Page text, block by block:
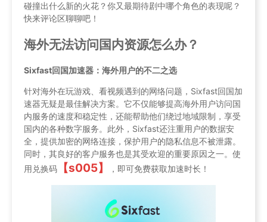
碰撞出什么新的火花？你又最期待剧中哪个角色的表现呢？
快来评论区聊聊吧！
海外无法访问国内资源怎么办？
Sixfast回国加速器：海外用户的不二之选
针对海外在玩游戏、看视频遇到的网络问题，Sixfast回国加
速器无疑是最佳解决方案。它不仅能够提高海外用户访问国
内服务的速度和稳定性，还能帮助他们绕过地域限制，享受
国内的各种数字服务。此外，Sixfast还注重用户的数据安
全，提供加密的网络连接，保护用户的隐私信息不被泄露。
同时，其良好的客户服务也是其受欢迎的重要原因之一。使
用兑换码
【s005】 ，即可免费获取加速时长！